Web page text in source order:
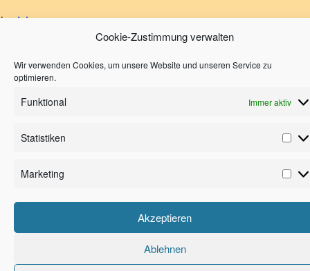
Cookie-Zustimmung verwalten
Wir verwenden Cookies, um unsere Website und unseren Service zu
optimieren.
Funktional Immer aktiv
Statistiken
Marketing
Akzeptieren
Ablehnen
bydsl
Ausstellungsführungen mit
Dr. I. Fuchs
Ausstellungsführungen mit Dr. I.
Deutsches Stuhlbaumuseum Rabenau/Sachsen · Lindenstraße 2 ·
Datenschutz|Cookie-Richtlinien